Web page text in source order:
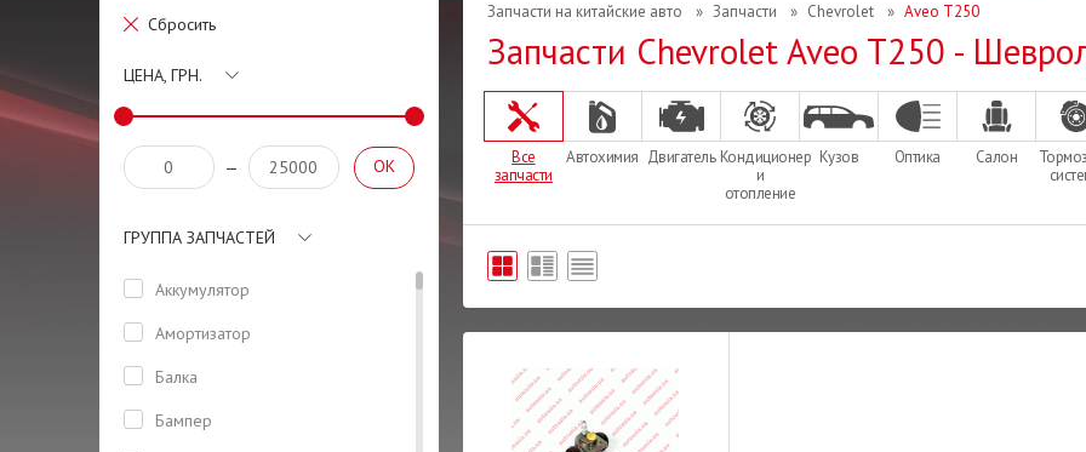
Сбросить
ЦЕНА, ГРН.
— OK
ГРУППА ЗАПЧАСТЕЙ
Аккумулятор
Амортизатор
Балка
Бампер
Запчасти на китайские авто » Запчасти » Chevrolet » Aveo T250
Запчасти Chevrolet Aveo T250 -
Все
запчасти
Автохимия Двигатель Кондиционер
и
отопление
Кузов Оптика Салон